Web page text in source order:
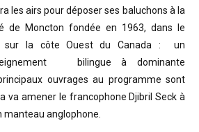
les airs pour déposer ses baluchons à la
de Moncton fondée en 1963, dans le
sur la côte Ouest du Canada : un
bilingue à dominante
ouvrages au programme sont
va amener le francophone Djibril Seck à
manteau anglophone.